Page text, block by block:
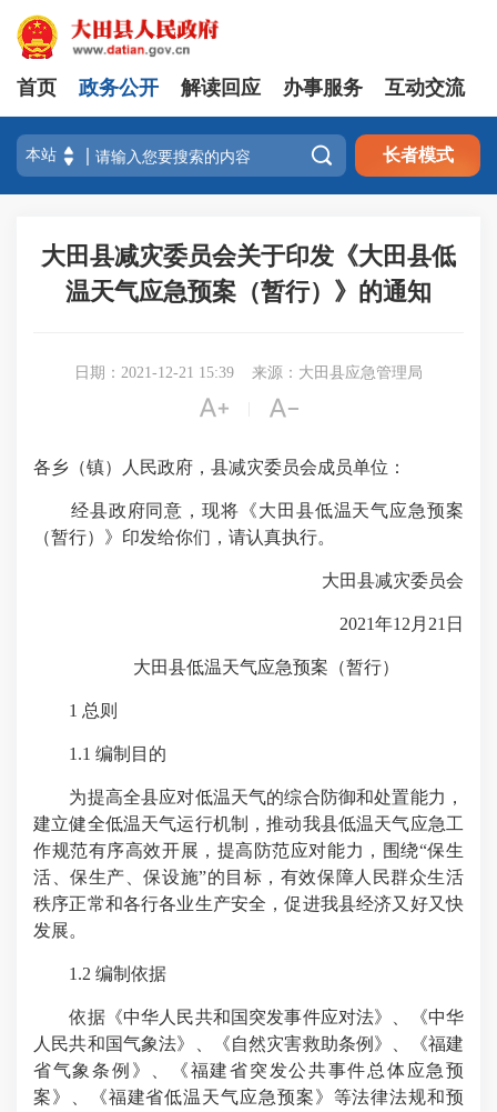
首页 政务公开 解读回应 办事服务 互动交流
 长者模式
大田县减灾委员会关于印发《大田县低
温天气应急预案（暂行）》的通知
日期：2021-12-21 15:39 来源：大田县应急管理局
 
各乡（镇）人民政府，县减灾委员会成员单位：
经县政府同意，现将《大田县低温天气应急预案
（暂行）》印发给你们，请认真执行。
大田县减灾委员会
2021年12月21日
大田县低温天气应急预案（暂行）
1 总则
1.1 编制目的
为提高全县应对低温天气的综合防御和处置能力，
建立健全低温天气运行机制，推动我县低温天气应急工
作规范有序高效开展，提高防范应对能力，围绕“保生
活、保生产、保设施”的目标，有效保障人民群众生活
秩序正常和各行各业生产安全，促进我县经济又好又快
发展。
1.2 编制依据
依据《中华人民共和国突发事件应对法》、《中华
人民共和国气象法》、《自然灾害救助条例》、《福建
省气象条例》、《福建省突发公共事件总体应急预
案》、《福建省低温天气应急预案》等法律法规和预